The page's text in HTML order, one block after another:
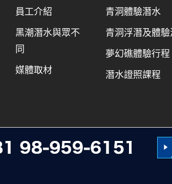
員工介紹
黑潮潛水與眾不
同
媒體取材
青洞體驗潛水
青洞浮潛及體
夢幻礁體驗行程
潛水證照課程